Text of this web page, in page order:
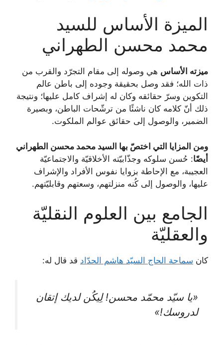
الميزة الأساس للسيد
محمد محسن الطهراني
ميزته الأساس هي وصوله إلى مقام التجرّد والقرب من
ذات الله؛ فقد وصل بحقيقة وجوده إلى باطن عالم
التكوين وسرّ حقائقه وكان له إشراف كامل عليها؛ ونتيجة
ذلك أنّ كلامه كان ناشئًا من ترشّحات الباطن، وبصيرة
الضمير، والوصول إلى حقائق عوالم الملكوت.
ومن المزايا التي اختصّ بها السيد محمد محسن الطهراني
أيضًا: حُسن سلوكه وجذّابيّته الأخلاقيّة والاجتماعيّة
العجيبة، مع الإحاطة بزوايا نفوس الأفراد والإشراف
عليها، والوصول إلى كُنه منزلتهم، وسعتهم وقابليّتهم.
الجامع بين العلوم النقليّة
والعقلیّة
كان سماحة الحاج السیّد هاشم الحدّاد قد قال له:
«يا سیّد محمّد محسن! لِيكُن لديك إتقان
لدروسك!»